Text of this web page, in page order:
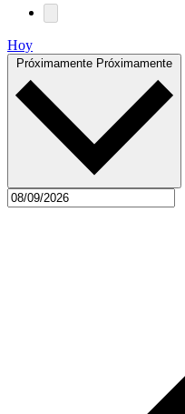
Hoy
Próximamente Próximamente